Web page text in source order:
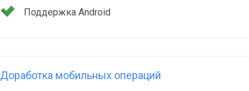
Поддержка Android
Доработка мобильных операций